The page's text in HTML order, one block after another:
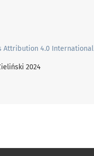
Attribution 4.0 International
2024